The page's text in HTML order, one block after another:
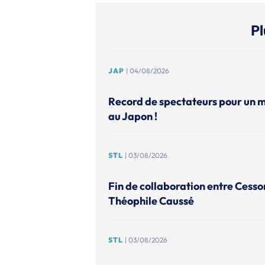
JAP | 04/08/2026
Record de spectateurs pour un
au Japon !
STL | 03/08/2026
Fin de collaboration entre
Théophile Caussé
STL | 03/08/2026